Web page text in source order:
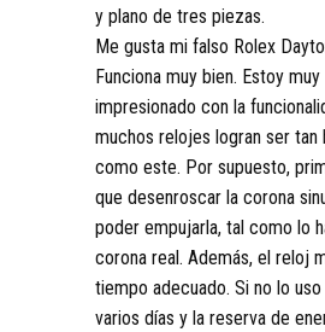
y plano de tres piezas.
Me gusta mi falso Rolex
Funciona muy bien. Estoy muy
impresionado con la
muchos relojes logran ser tan
como este. Por supuesto,
que desenroscar la corona
poder empujarla, tal como lo
corona real. Además, el reloj
tiempo adecuado. Si no lo
varios días y la reserva de